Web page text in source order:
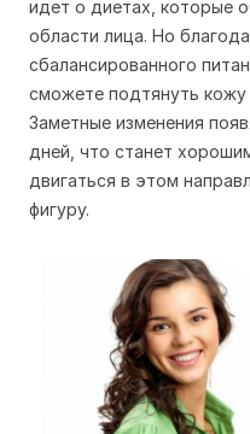
идет о диетах, которые
области лица. Но
сбалансированного
сможете подтянуть
Заметные изменения
дней, что станет
двигаться в этом
фигуру.